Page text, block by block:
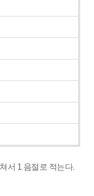
서 1 음절로 적는다.